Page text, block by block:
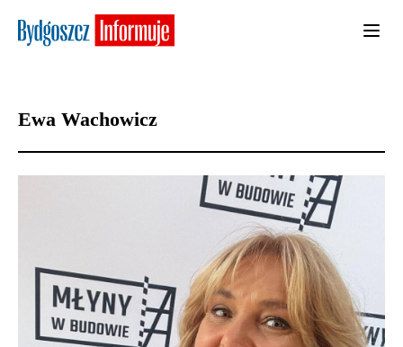
Ewa Wachowicz